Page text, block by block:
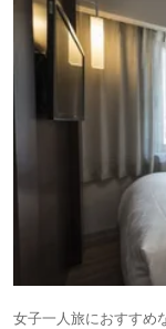
女子一人旅におすすめ